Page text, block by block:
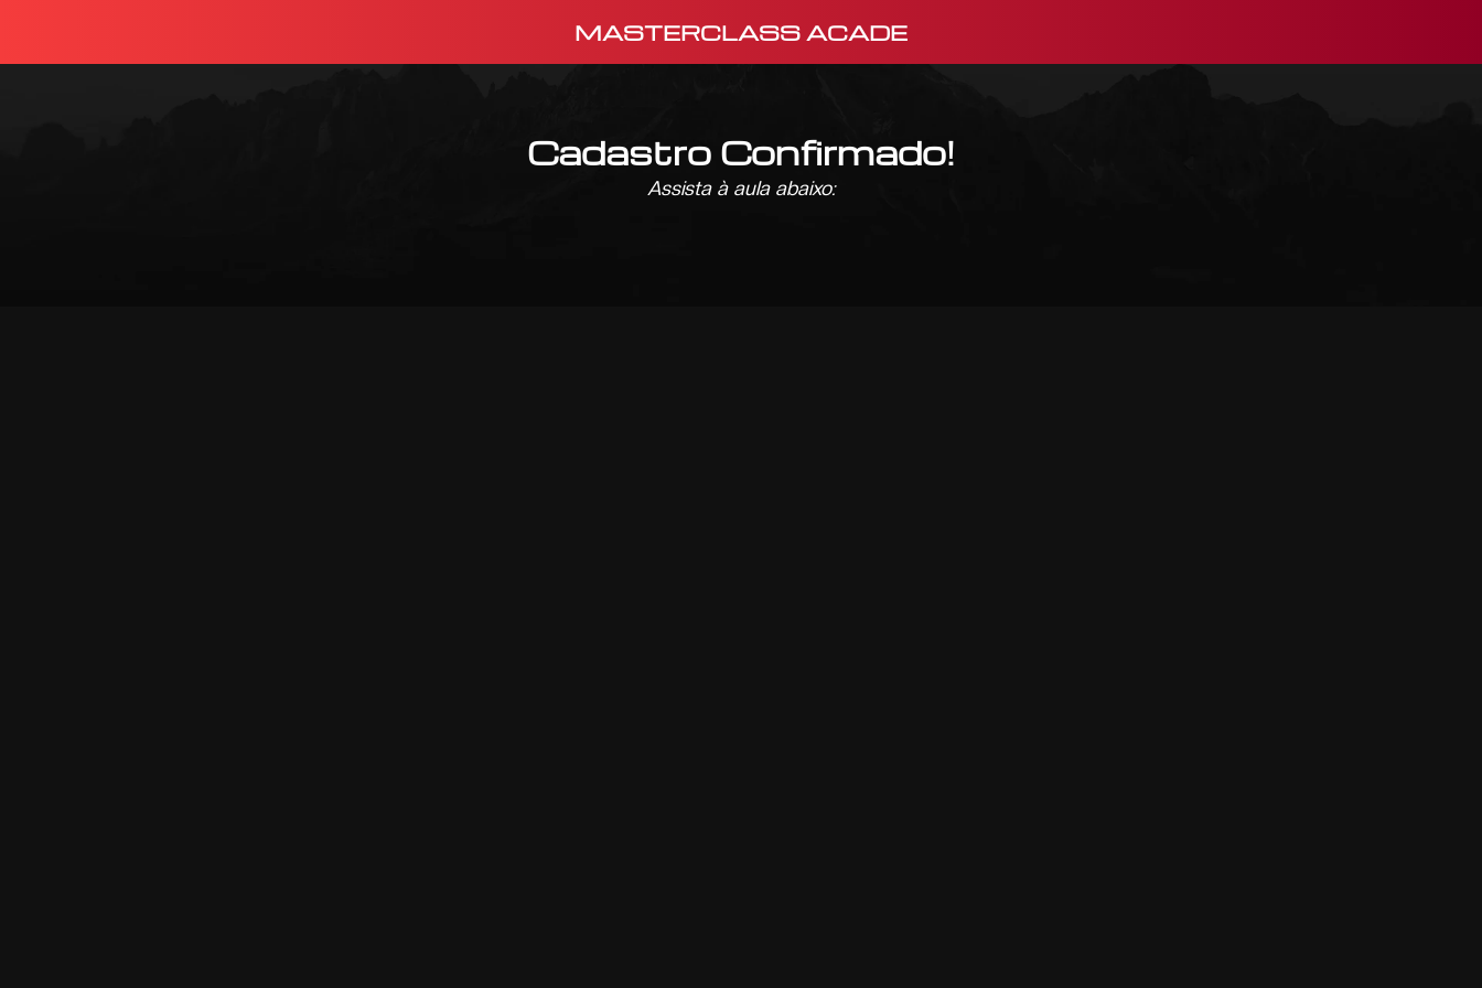
MASTERCLASS ACADE
Cadastro Confirmado!
Assista à aula abaixo: